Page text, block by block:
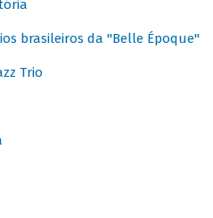
brasileiros da "Belle Époque"
Trio